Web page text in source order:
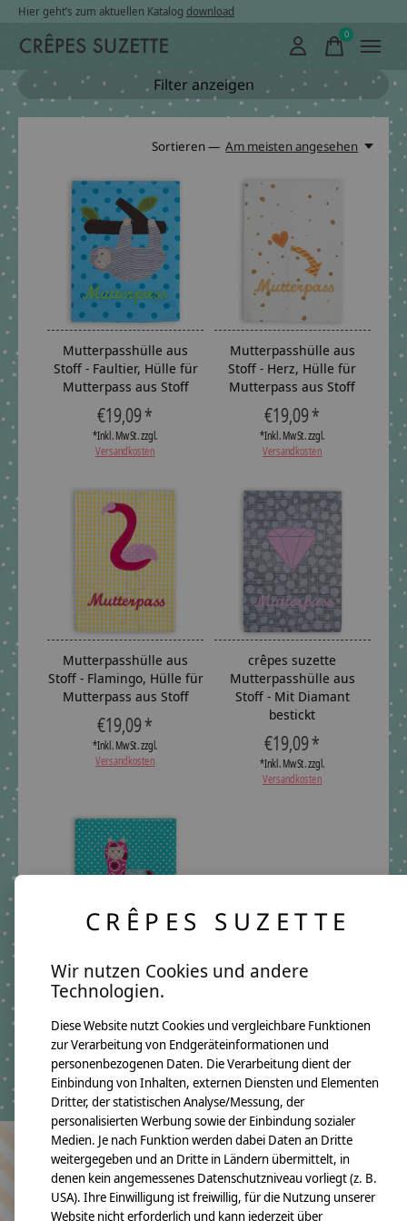
Hier geht’s zum aktuellen Katalog download
0items
Filter anzeigen
Sortieren — Am meisten angesehen
Mutterpasshülle aus
Stoff - Faultier, Hülle für
Mutterpass aus Stoff
€19,09 *
*Inkl. MwSt. zzgl.
Versandkosten
Mutterpasshülle aus
Stoff - Herz, Hülle für
Mutterpass aus Stoff
€19,09 *
*Inkl. MwSt. zzgl.
Versandkosten
Mutterpasshülle aus
Stoff - Flamingo, Hülle für
Mutterpass aus Stoff
€19,09 *
*Inkl. MwSt. zzgl.
Versandkosten
crêpes suzette
Mutterpasshülle aus
Stoff - Mit Diamant
bestickt
€19,09 *
*Inkl. MwSt. zzgl.
Versandkosten
Mutterpasshülle aus
Stoff - Lama, Hülle für
Mutterpass aus Stoff
€19,09 *
*Inkl. MwSt. zzgl.
Versandkosten
Bleiben Sie in Kontakt
CRÊPES SUZETTE
Wir nutzen Cookies und andere
Technologien.
Diese Website nutzt Cookies und vergleichbare Funktionen
zur Verarbeitung von Endgeräteinformationen und
personenbezogenen Daten. Die Verarbeitung dient der
Einbindung von Inhalten, externen Diensten und Elementen
Dritter, der statistischen Analyse/Messung, der
personalisierten Werbung sowie der Einbindung sozialer
Medien. Je nach Funktion werden dabei Daten an Dritte
weitergegeben und an Dritte in Ländern übermittelt, in
denen kein angemessenes Datenschutzniveau vorliegt (z. B.
USA). Ihre Einwilligung ist freiwillig, für die Nutzung unserer
Website nicht erforderlich und kann jederzeit über